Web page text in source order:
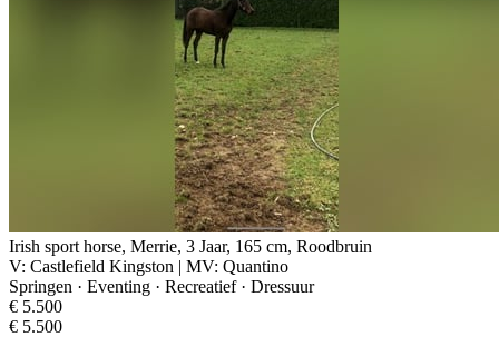
Irish sport horse, Merrie, 3 Jaar, 165 cm, Roodbruin
V: Castlefield Kingston | MV: Quantino
Springen · Eventing · Recreatief · Dressuur
€ 5.500
€ 5.500